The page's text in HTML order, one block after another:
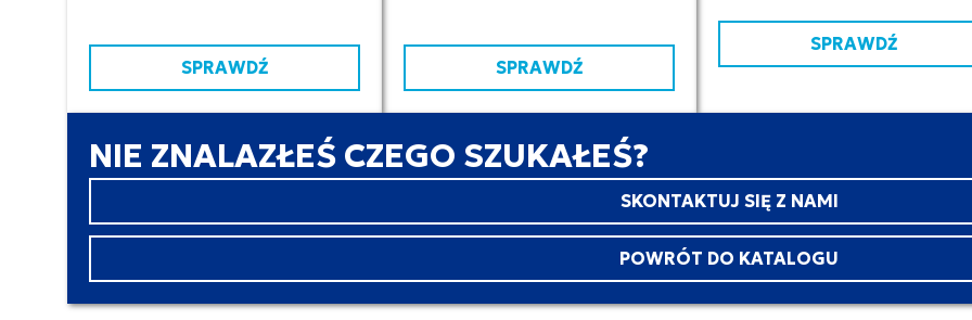
SPRAWDŹ SPRAWDŹ
SPRAWDŹ
NIE ZNALAZŁEŚ CZEGO SZUKAŁEŚ?
SKONTAKTUJ SIĘ Z NAMI
POWRÓT DO KATALOGU